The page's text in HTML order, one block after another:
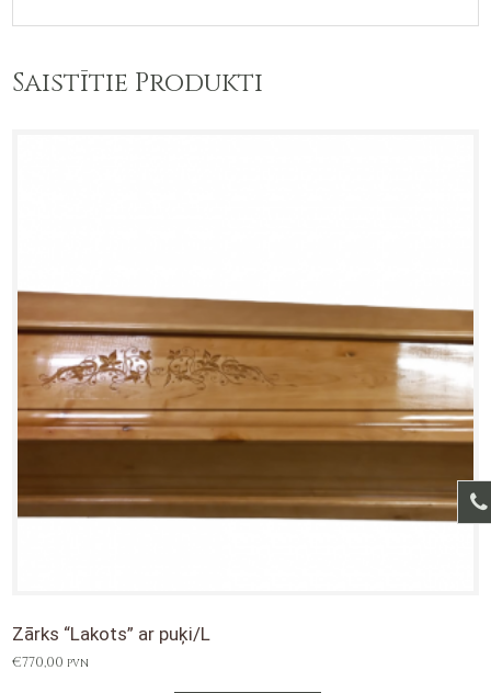
Saistītie Produkti
Zārks “Lakots” ar puķi/L
€770,00 PVN